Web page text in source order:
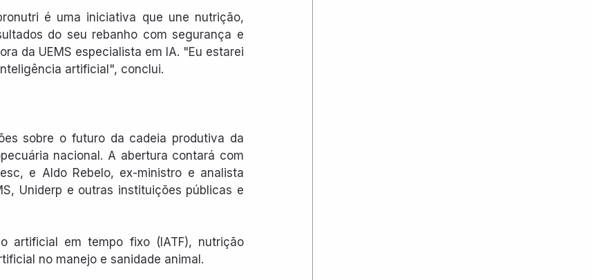
é uma iniciativa que une nutrição,
do seu rebanho com segurança e
da UEMS especialista em IA. "Eu estarei
artificial", conclui.
sobre o futuro da cadeia produtiva da
nacional. A abertura contará com
e Aldo Rebelo, ex-ministro e analista
Uniderp e outras instituições públicas e
artificial em tempo fixo (IATF), nutrição
no manejo e sanidade animal.